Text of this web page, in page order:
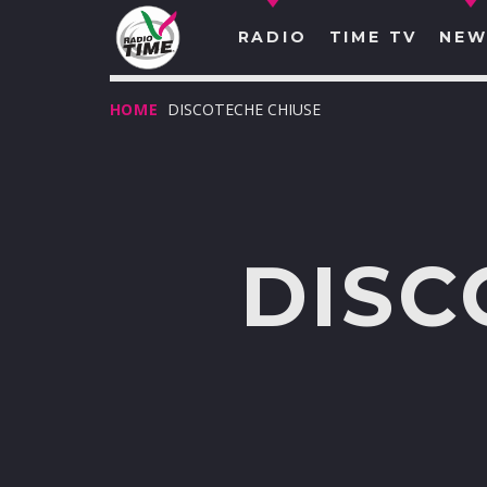
RADIO TIME TV
HOME DISCOTECHE CHIUSE